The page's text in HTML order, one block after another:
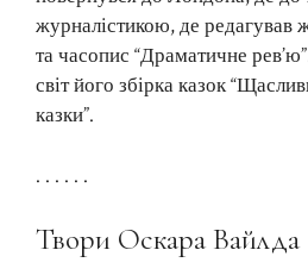
журналістикою, де редагував
та часопис “Драматичне
світ його збірка казок
казки”.
. . . . . .
Твори Оскара Вайлда